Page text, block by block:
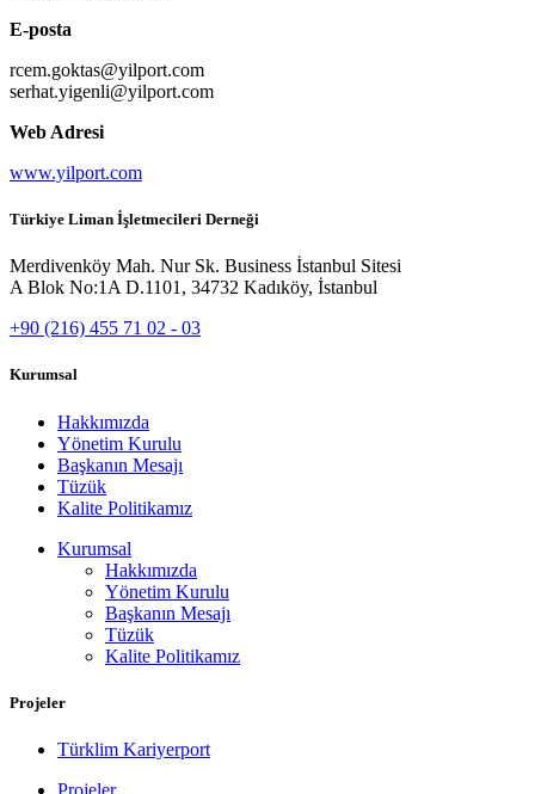
E-posta
rcem.goktas@yilport.com
serhat.yigenli@yilport.com
Web Adresi
www.yilport.com
Türkiye Liman İşletmecileri Derneği
Merdivenköy Mah. Nur Sk. Business İstanbul Sitesi
A Blok No:1A D.1101, 34732 Kadıköy, İstanbul
+90 (216) 455 71 02 - 03
Kurumsal
Hakkımızda
Yönetim Kurulu
Başkanın Mesajı
Tüzük
Kalite Politikamız
Kurumsal
Hakkımızda
Yönetim Kurulu
Başkanın Mesajı
Tüzük
Kalite Politikamız
Projeler
Türklim Kariyerport
Projeler